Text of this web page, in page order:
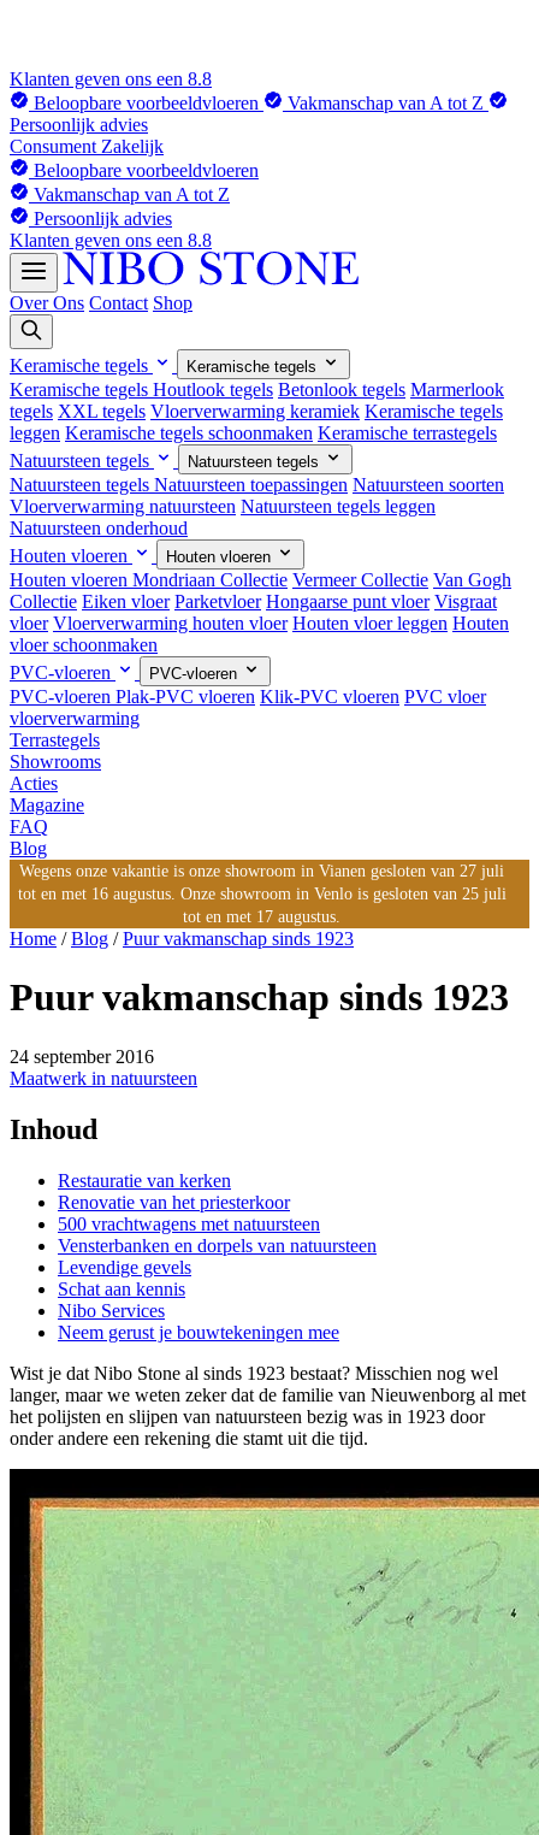
Klanten geven ons een 8.8
Beloopbare voorbeeldvloeren
Vakmanschap van A tot Z
Persoonlijk advies
Consument Zakelijk
Beloopbare voorbeeldvloeren
Vakmanschap van A tot Z
Persoonlijk advies
Klanten geven ons een 8.8
Over Ons Contact Shop
Keramische tegels Keramische tegels
Keramische tegels Houtlook tegels Betonlook tegels Marmerlook
tegels XXL tegels Vloerverwarming keramiek Keramische tegels
leggen Keramische tegels schoonmaken Keramische terrastegels
Natuursteen tegels
Natuursteen tegels
Natuursteen tegels Natuursteen toepassingen Natuursteen soorten
Vloerverwarming natuursteen Natuursteen tegels leggen
Natuursteen onderhoud
Houten vloeren
Houten vloeren
Houten vloeren Mondriaan Collectie Vermeer Collectie Van Gogh
Collectie Eiken vloer Parketvloer Hongaarse punt vloer Visgraat
vloer Vloerverwarming houten vloer Houten vloer leggen Houten
vloer schoonmaken
PVC-vloeren
PVC-vloeren
PVC-vloeren Plak-PVC vloeren Klik-PVC vloeren PVC vloer
vloerverwarming
Terrastegels
Showrooms
Acties
Magazine
FAQ
Blog
Wegens onze vakantie is onze showroom in Vianen gesloten van 27 juli
tot en met 16 augustus. Onze showroom in Venlo is gesloten van 25 juli
tot en met 17 augustus.
Home /Blog /Puur vakmanschap sinds 1923
Puur vakmanschap sinds 1923
24 september 2016
Maatwerk in natuursteen
Inhoud
Restauratie van kerken
Renovatie van het priesterkoor
500 vrachtwagens met natuursteen
Vensterbanken en dorpels van natuursteen
Levendige gevels
Schat aan kennis
Nibo Services
Neem gerust je bouwtekeningen mee
Wist je dat Nibo Stone al sinds 1923 bestaat? Misschien nog wel
langer, maar we weten zeker dat de familie van Nieuwenborg al met
het polijsten en slijpen van natuursteen bezig was in 1923 door
onder andere een rekening die stamt uit die tijd.